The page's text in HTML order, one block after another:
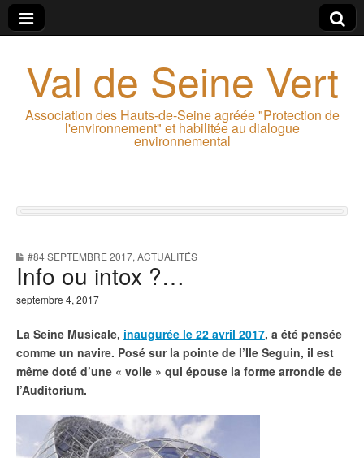
Val de Seine Vert
Association des Hauts-de-Seine agréée "Protection de
l'environnement" et habilitée au dialogue
environnemental
#84 SEPTEMBRE 2017, ACTUALITÉS
Info ou intox ?…
septembre 4, 2017
La Seine Musicale, inaugurée le 22 avril 2017, a été pensée
comme un navire. Posé sur la pointe de l’Ile Seguin, il est
même doté d’une « voile » qui épouse la forme arrondie de
l’Auditorium.